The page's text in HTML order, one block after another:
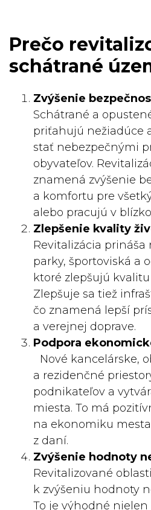
Prečo
schátrané
Zvýšenie
Schátrané a
priťahujú nežiadúce
stať nebezpečnými
obyvateľov.
znamená zvýšenie
a komfortu pre
alebo pracujú v
Zlepšenie kvality
Revitalizácia prináša
parky, športoviská a
ktoré zlepšujú
Zlepšuje sa tiež
čo znamená lepší
a verejnej doprave.
Podpora
Nové kancelárske,
a rezidenčné
podnikateľov a
miesta. To má
na ekonomiku
z daní.
Zvýšenie hodnoty
Revitalizované
k zvýšeniu hodnoty
To je výhodné